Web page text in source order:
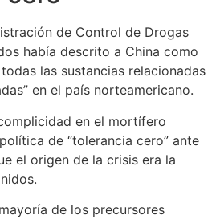
de Control de Drogas
había descrito a China como
las sustancias relacionadas
en el país norteamericano.
en el mortífero
de “tolerancia cero” ante
el origen de la crisis era la
de los precursores